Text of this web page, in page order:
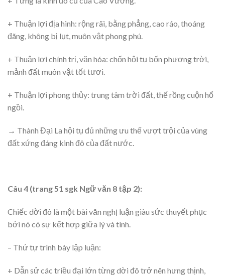
+ Thuận lợi địa hình: rộng rãi, bằng phẳng, cao ráo, thoáng
đãng, không bị lụt, muôn vật phong phú.
+ Thuận lợi chính trị, văn hóa: chốn hội tụ bốn phương trời,
mảnh đất muôn vật tốt tươi.
+ Thuận lợi phong thủy: trung tâm trời đất, thế rồng cuộn hổ
ngồi.
→ Thành Đại La hội tụ đủ những ưu thế vượt trội của vùng
đất xứng đáng kinh đô của đất nước.
Câu 4 (trang 51 sgk Ngữ văn 8 tập 2):
Chiếc dời đô là một bài văn nghị luận giàu sức thuyết phục
bởi nó có sự kết hợp giữa lý và tình.
– Thứ tự trình bày lập luận:
+ Dẫn sử các triều đại lớn từng dời đô trở nên hưng thịnh,